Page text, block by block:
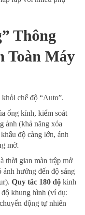
Thông
Toàn Máy
chế độ “Auto”.
ống kính, kiểm soát
ảnh (khả năng xóa
độ càng lớn, ánh
mờ.
thời gian màn trập mở
ảnh hưởng đến độ sáng
Quy tắc 180 độ kinh
độ khung hình (ví dụ:
động tự nhiên